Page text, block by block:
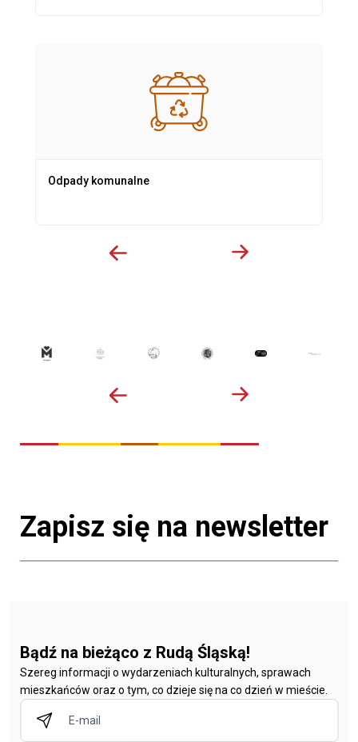
Odpady komunalne
Zapisz się na newsletter
Bądź na bieżąco z Rudą Śląską!
Szereg informacji o wydarzeniach kulturalnych, sprawach
mieszkańców oraz o tym, co dzieje się na co dzień w mieście.